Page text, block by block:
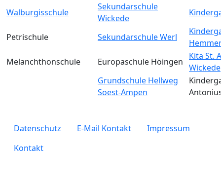
Walburgisschule
Sekundarschule
Wickede
Petrischule Sekundarschule Werl
Melanchthonschule
Europaschule Höingen
Kita St.
Wickede
Grundschule Hellweg
Soest-Ampen
legals
Datenschutz E-Mail Kontakt
Impressum
Kontakt